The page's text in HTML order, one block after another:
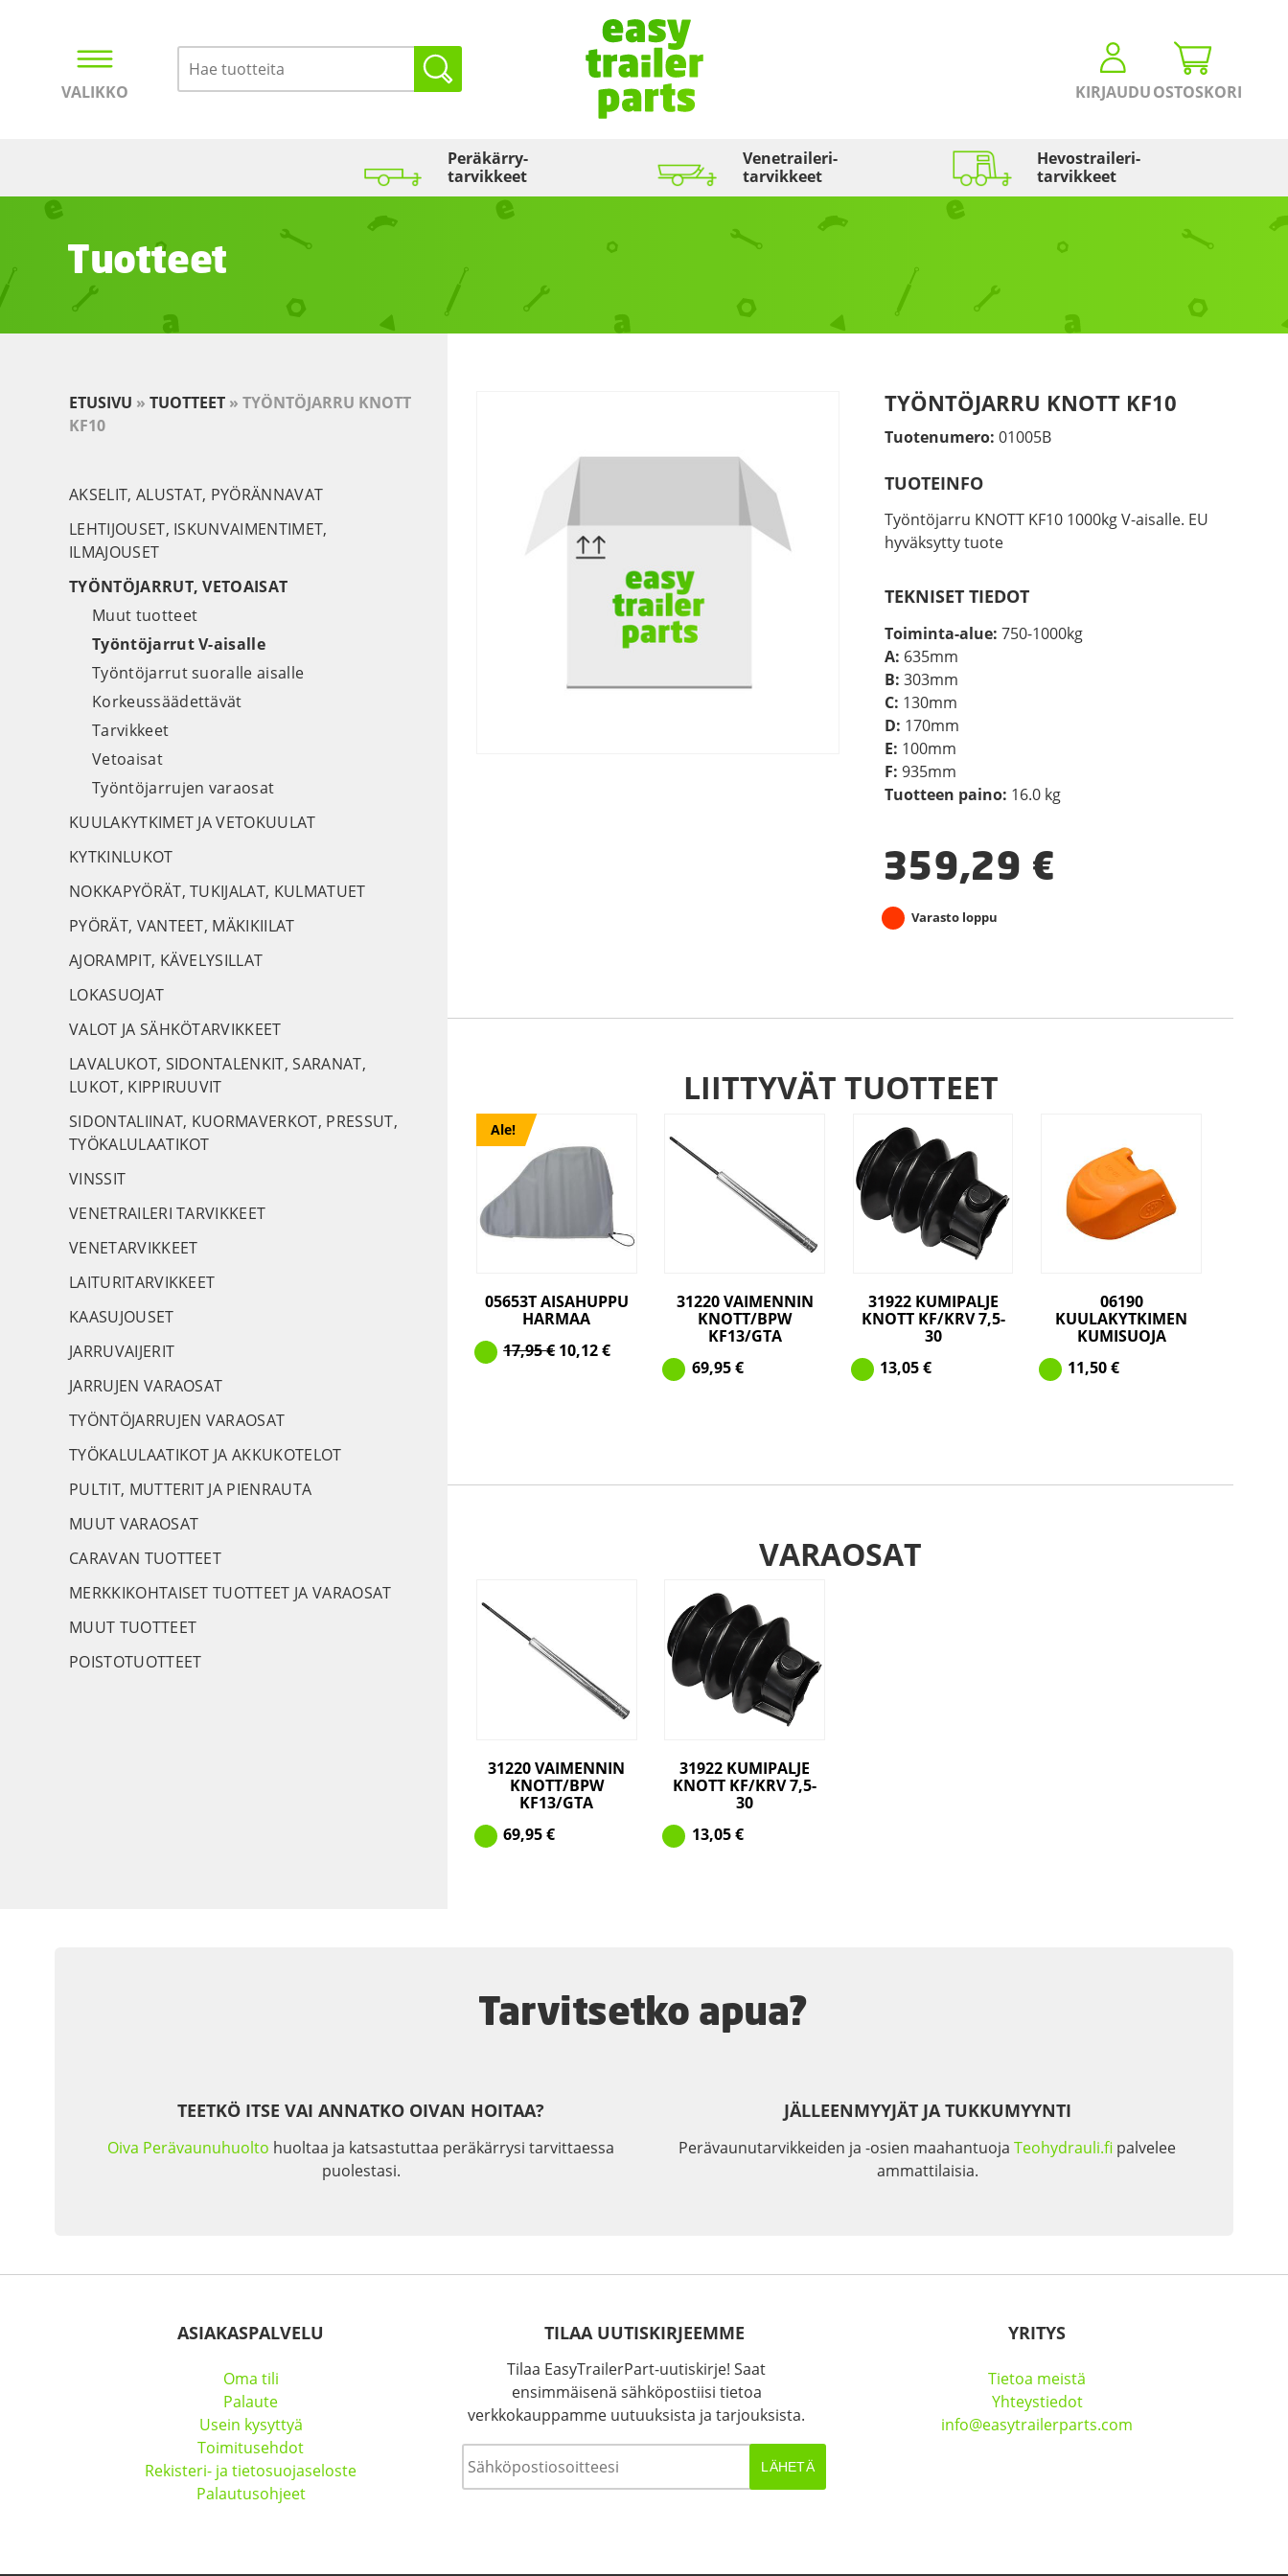
VALIKKO KIRJAUDUOSTOSKORI
Peräkärry­
tarvikkeet
Venetraileri­
tarvikkeet
Hevostraileri­
tarvikkeet
Tuotteet
TYÖNTÖJARRU KNOTT KF10
Tuotenumero: 01005B
TUOTEINFO
Työntöjarru KNOTT KF10 1000kg V-aisalle. EU
hyväksytty tuote
TEKNISET TIEDOT
Toiminta-alue: 750-1000kg
A: 635mm
B: 303mm
C: 130mm
D: 170mm
E: 100mm
F: 935mm
Tuotteen paino: 16.0 kg
359,29 €
Varasto loppu
LIITTYVÄT TUOTTEET
Ale!
05653T AISAHUPPU
HARMAA
17,95€ 10,12€
31220 VAIMENNIN
KNOTT/BPW
KF13/GTA
69,95€
31922 KUMIPALJE
KNOTT KF/KRV 7,5-
30
13,05€
06190
KUULAKYTKIMEN
KUMISUOJA
11,50€
VARAOSAT
31220 VAIMENNIN
KNOTT/BPW
KF13/GTA
69,95€
31922 KUMIPALJE
KNOTT KF/KRV 7,5-
30
13,05€
ETUSIVU » TUOTTEET » TYÖNTÖJARRU KNOTT
KF10
AKSELIT, ALUSTAT, PYÖRÄNNAVAT
LEHTIJOUSET, ISKUNVAIMENTIMET,
ILMAJOUSET
TYÖNTÖJARRUT, VETOAISAT
Muut tuotteet
Työntöjarrut V-aisalle
Työntöjarrut suoralle aisalle
Korkeussäädettävät
Tarvikkeet
Vetoaisat
Työntöjarrujen varaosat
KUULAKYTKIMET JA VETOKUULAT
KYTKINLUKOT
NOKKAPYÖRÄT, TUKIJALAT, KULMATUET
PYÖRÄT, VANTEET, MÄKIKIILAT
AJORAMPIT, KÄVELYSILLAT
LOKASUOJAT
VALOT JA SÄHKÖTARVIKKEET
LAVALUKOT, SIDONTALENKIT, SARANAT,
LUKOT, KIPPIRUUVIT
SIDONTALIINAT, KUORMAVERKOT, PRESSUT,
TYÖKALULAATIKOT
VINSSIT
VENETRAILERI TARVIKKEET
VENETARVIKKEET
LAITURITARVIKKEET
KAASUJOUSET
JARRUVAIJERIT
JARRUJEN VARAOSAT
TYÖNTÖJARRUJEN VARAOSAT
TYÖKALULAATIKOT JA AKKUKOTELOT
PULTIT, MUTTERIT JA PIENRAUTA
MUUT VARAOSAT
CARAVAN TUOTTEET
MERKKIKOHTAISET TUOTTEET JA VARAOSAT
MUUT TUOTTEET
POISTOTUOTTEET
Tarvitsetko apua?
TEETKÖ ITSE VAI ANNATKO OIVAN HOITAA?
Oiva Perävaunuhuolto huoltaa ja katsastuttaa peräkärrysi tarvittaessa
puolestasi.
JÄLLEENMYYJÄT JA TUKKUMYYNTI
Perävaunutarvikkeiden ja -osien maahantuoja Teohydrauli.fi palvelee
ammattilaisia.
ASIAKASPALVELU
Oma tili
Palaute
Usein kysyttyä
Toimitusehdot
Rekisteri- ja tietosuojaseloste
Palautusohjeet
YRITYS
Tietoa meistä
Yhteystiedot
info@easytrailerparts.com
TILAA UUTISKIRJEEMME
Tilaa EasyTrailerPart-uutiskirje! Saat
ensimmäisenä sähköpostiisi tietoa
verkkokauppamme uutuuksista ja tarjouksista.